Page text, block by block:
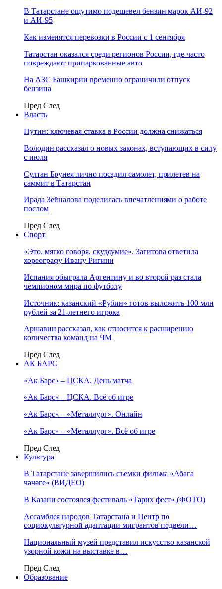
В Татарстане ощутимо подешевел бензин марок АИ-92
и АИ-95
Как изменятся перевозки в России с 1 сентября
Татарстан оказался среди регионов России, где часто
повреждают припаркованные авто
На АЗС Башкирии временно ограничили отпуск
бензина
Пред След
Власть
Путин: ключевая ставка в России должна снижаться
Володин рассказал о новых законах, вступающих в силу
с июля
Султан Брунея лично посадил самолет, прилетев на
саммит в Татарстан
Ирада Зейналова поделилась впечатлениями о работе
послом
Пред След
Спорт
«Это, мягко говоря, скудоумие». Загитова ответила
хореографу Ивану Ригини
Испания обыграла Аргентину и во второй раз стала
чемпионом мира по футболу
Источник: казанский «Рубин» готов выложить 100 млн
рублей за 21-летнего игрока
Аршавин рассказал, как относится к расширению
количества команд на ЧМ
Пред След
АК БАРС
«Ак Барс» – ЦСКА. День матча
«Ак Барс» – ЦСКА. Всё об игре
«Ак Барс» – «Металлург». Онлайн
«Ак Барс» – «Металлург». Всё об игре
Пред След
Культура
В Татарстане завершились съемки фильма «Абага
чәчәге» (ВИДЕО)
В Казани состоялся фестиваль «Тарих фест» (ФОТО)
Ассамблея народов Татарстана и Центр по
социокультурной адаптации мигрантов подвели…
Национальный музей представил искусство казанской
узорной кожи на выставке в…
Пред След
Образование